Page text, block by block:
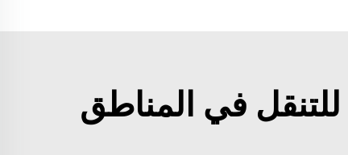
للتنقل في المناطق